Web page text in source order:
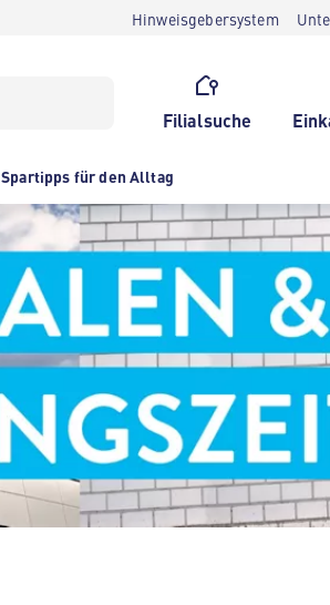
Hinweisgebersystem
Filialsuche
Spartipps für den Alltag